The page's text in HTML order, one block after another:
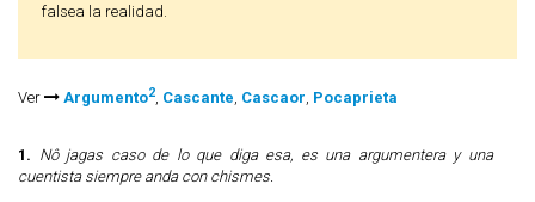
falsea la realidad.
Ver Argumento2, Cascante, Cascaor, Pocaprieta
1. Nô jagas caso de lo que diga esa, es una argumentera y una
cuentista siempre anda con chismes.